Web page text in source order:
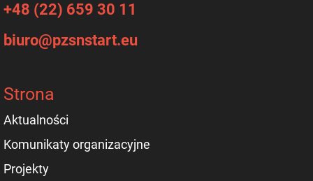
+48 (22) 659 30 11
biuro@pzsnstart.eu
Strona
Aktualności
Komunikaty organizacyjne
Projekty